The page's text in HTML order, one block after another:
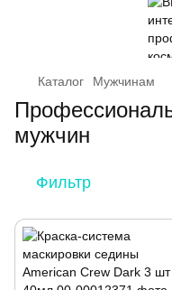
Каталог Мужчинам
мужчин
Фильтр